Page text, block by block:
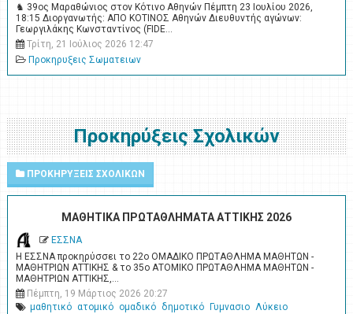
♞ 39ος Μαραθώνιος στον Κότινο Αθηνών Πέμπτη 23 Ιουλίου 2026,
18:15 Διοργανωτής: ΑΠΟ ΚΟΤΙΝΟΣ Αθηνών Διευθυντής αγώνων:
Γεωργιλάκης Κωνσταντίνος (FIDE…
Τρίτη, 21 Ιούλιος 2026 12:47
Προκηρυξεις Σωματειων
Προκηρύξεις Σχολικών
ΠΡΟΚΗΡΥΞΕΙΣ ΣΧΟΛΙΚΩΝ
ΜΑΘΗΤΙΚΑ ΠΡΩΤΑΘΛΗΜΑΤΑ ΑΤΤΙΚΗΣ 2026
ΕΣΣΝΑ
Η ΕΣΣΝΑ προκηρύσσει το 22ο ΟΜΑΔΙΚΟ ΠΡΩΤΑΘΛΗΜΑ ΜΑΘΗΤΩΝ -
ΜΑΘΗΤΡΙΩΝ ΑΤΤΙΚΗΣ & το 35ο ΑΤΟΜΙΚΟ ΠΡΩΤΑΘΛΗΜΑ ΜΑΘΗΤΩΝ -
ΜΑΘΗΤΡΙΩΝ ΑΤΤΙΚΗΣ,…
Πέμπτη, 19 Μάρτιος 2026 20:27
μαθητικό ατομικό ομαδικό δημοτικό Γυμνασιο Λύκειο